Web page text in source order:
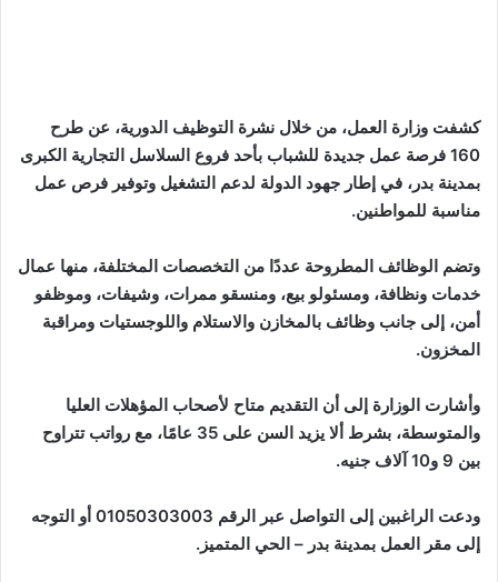
كشفت وزارة العمل، من خلال نشرة التوظيف الدورية، عن طرح
160 فرصة عمل جديدة للشباب بأحد فروع السلاسل التجارية الكبرى
بمدينة بدر، في إطار جهود الدولة لدعم التشغيل وتوفير فرص عمل
مناسبة للمواطنين.
وتضم الوظائف المطروحة عددًا من التخصصات المختلفة، منها عمال
خدمات ونظافة، ومسئولو بيع، ومنسقو ممرات، وشيفات، وموظفو
أمن، إلى جانب وظائف بالمخازن والاستلام واللوجستيات ومراقبة
المخزون.
وأشارت الوزارة إلى أن التقديم متاح لأصحاب المؤهلات العليا
والمتوسطة، بشرط ألا يزيد السن على 35 عامًا، مع رواتب تتراوح
بين 9 و10 آلاف جنيه.
ودعت الراغبين إلى التواصل عبر الرقم 01050303003 أو التوجه
إلى مقر العمل بمدينة بدر – الحي المتميز.